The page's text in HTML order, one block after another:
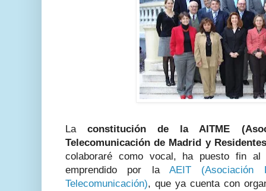
Laconstitución de la AITME
Telecomunicación de Madrid y
colaboraré como vocal, ha puesto fin al
emprendido por laAEIT (Asociación
Telecomunicación), que ya cuenta con